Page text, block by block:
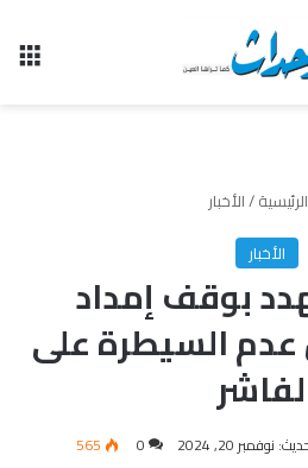
الرئيسية/الأخبار
الأخبار
بوقف إمداد
عدم السيطرة على
نوفمبر 20, 2024 0
565